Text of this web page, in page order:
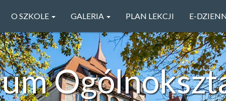
O SZKOLE GALERIA PLAN LEKCJI E-